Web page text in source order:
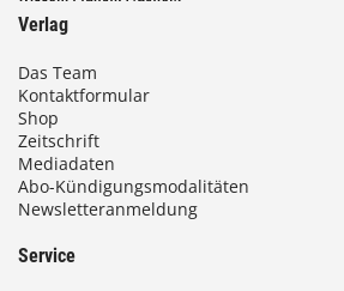
Verlag
Das Team
Kontaktformular
Shop
Zeitschrift
Mediadaten
Abo-Kündigungsmodalitäten
Newsletteranmeldung
Service